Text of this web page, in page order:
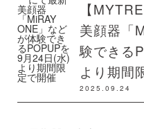
【
美顔器「
験できる
より期間
2025.09.24